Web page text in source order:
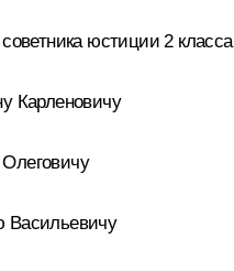
советника юстиции 2 класса
Карленовичу
Васильевичу